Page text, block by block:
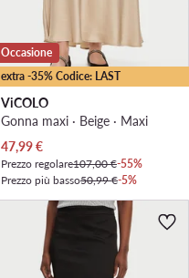
extra -35% Codice: LAST
Occasione
ViCOLO
Gonna maxi · Beige · Maxi
Prezzo attuale
47,99€
Prezzo regolare107,00 €-55%
Prezzo più basso50,99 €-5%